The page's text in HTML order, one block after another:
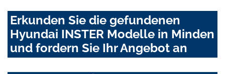
Erkunden Sie die gefundenen
Hyundai INSTER Modelle in Minden
und fordern Sie Ihr Angebot an